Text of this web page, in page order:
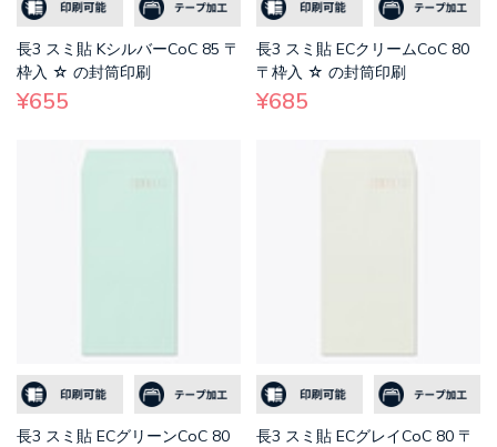
長3 スミ貼 KシルバーCoC 85 〒
枠入 ☆ の封筒印刷
¥655
長3 スミ貼 ECクリームCoC 80
〒枠入 ☆ の封筒印刷
¥685
長3 スミ貼 ECグリーンCoC 80
長3 スミ貼 ECグレイCoC 80 〒